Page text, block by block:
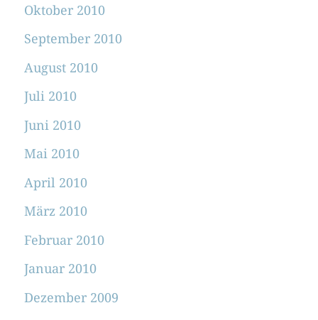
Oktober 2010
September 2010
August 2010
Juli 2010
Juni 2010
Mai 2010
April 2010
März 2010
Februar 2010
Januar 2010
Dezember 2009